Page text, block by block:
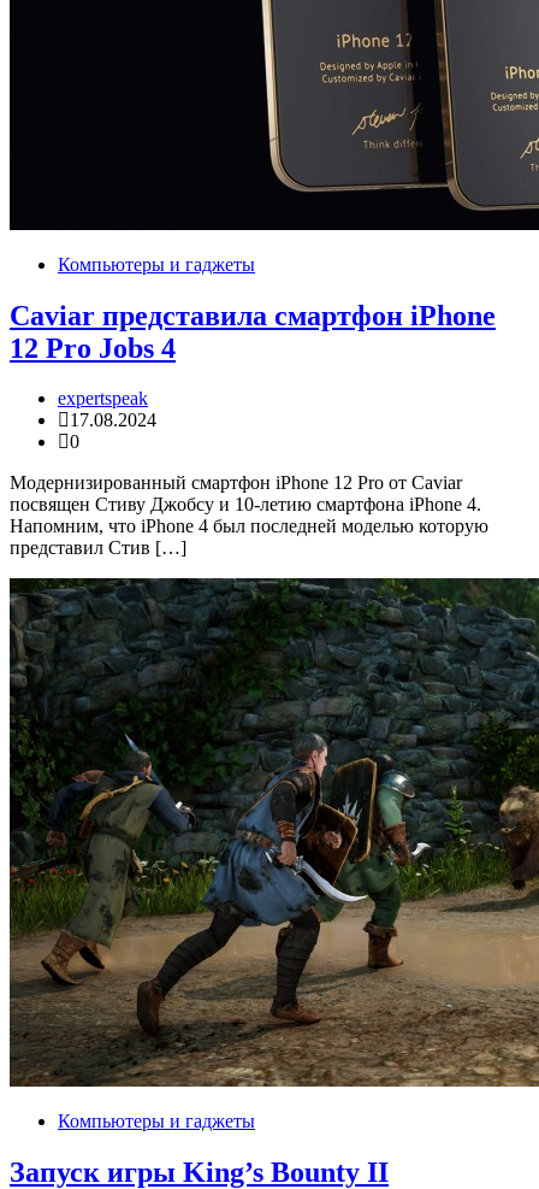
Компьютеры и гаджеты
Caviar представила смартфон iPhone
12 Pro Jobs 4
expertspeak
17.08.2024
0
Модернизированный смартфон iPhone 12 Pro от Caviar
посвящен Стиву Джобсу и 10-летию смартфона iPhone 4.
Напомним, что iPhone 4 был последней моделью которую
представил Стив […]
Компьютеры и гаджеты
Запуск игры King’s Bounty II